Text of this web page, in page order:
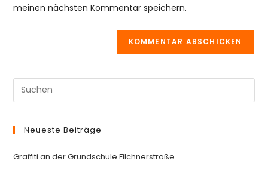
ein
meinen nächsten Kommentar speichern.
Neueste Beiträge
Graffiti an der Grundschule Filchnerstraße